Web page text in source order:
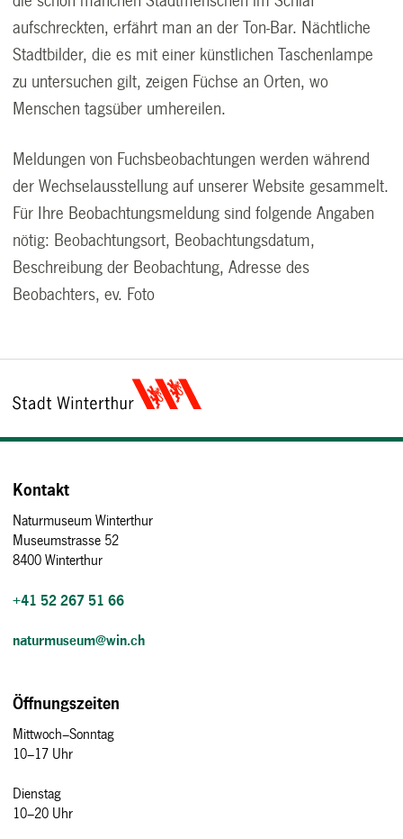
aufschreckten, erfährt man an der Ton-Bar. Nächtliche
Stadtbilder, die es mit einer künstlichen Taschenlampe
zu untersuchen gilt, zeigen Füchse an Orten, wo
Menschen tagsüber umhereilen.
Meldungen von Fuchsbeobachtungen werden während
der Wechselausstellung auf unserer Website gesammelt.
Für Ihre Beobachtungsmeldung sind folgende Angaben
nötig: Beobachtungsort, Beobachtungsdatum,
Beschreibung der Beobachtung, Adresse des
Beobachters, ev. Foto
Kontakt
Naturmuseum Winterthur
Museumstrasse 52
8400 Winterthur
+41 52 267 51 66
naturmuseum@win.ch
Öffnungszeiten
Mittwoch–Sonntag
10–17 Uhr
Dienstag
10–20 Uhr